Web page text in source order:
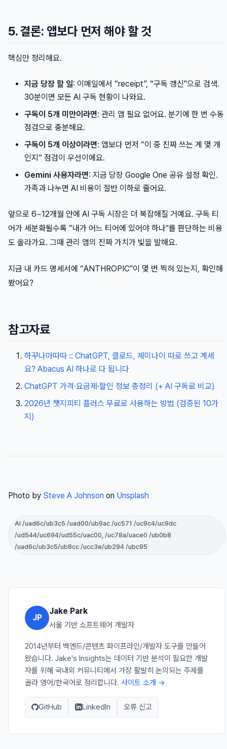
5. 결론: 앱보다 먼저 해야 할 것
핵심만 정리해요.
지금 당장 할 일: 이메일에서 “receipt”, “구독 갱신"으로 검색.
30분이면 모든 AI 구독 현황이 나와요.
구독이 5개 미만이라면: 관리 앱 필요 없어요. 분기에 한 번 수동
점검으로 충분해요.
구독이 5개 이상이라면: 앱보다 먼저 “이 중 진짜 쓰는 게 몇 개
인지” 점검이 우선이에요.
Gemini 사용자라면: 지금 당장 Google One 공유 설정 확인.
가족과 나누면 AI 비용이 절반 이하로 줄어요.
앞으로 6~12개월 안에 AI 구독 시장은 더 복잡해질 거예요. 구독 티
어가 세분화될수록 “내가 어느 티어에 있어야 하나"를 판단하는 비용
도 올라가요. 그때 관리 앱의 진짜 가치가 빛을 발해요.
지금 내 카드 명세서에 “ANTHROPIC"이 몇 번 찍혀 있는지, 확인해
봤어요?
참고자료
하꾸나마따따 :: ChatGPT, 클로드, 제미나이 따로 쓰고 계세
요? Abacus AI 하나로 다 됩니다
ChatGPT 가격·요금제·할인 정보 총정리 (+ AI 구독료 비교)
2026년 챗지피티 플러스 무료로 사용하는 방법 (검증된 10가
지)
Photo by Steve A Johnson on Unsplash
AI /uad6c/ub3c5 /uad00/ub9ac /uc571 /uc9c4/uc9dc
/ud544/uc694/ud55c/uac00, /uc78a/uace0 /ub0b8
/uad6c/ub3c5/ub8cc /ucc3e/ub294 /ubc95
JP
Jake Park
서울 기반 소프트웨어 개발자
2014년부터 백엔드/콘텐츠 파이프라인/개발자 도구를 만들어
왔습니다. Jake's Insights는 데이터 기반 분석이 필요한 개발
자를 위해 국내외 커뮤니티에서 가장 활발히 논의되는 주제를
골라 영어/한국어로 정리합니다. 사이트 소개 →
GitHub LinkedIn 오류 신고